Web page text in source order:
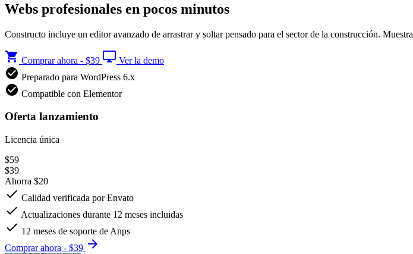
Webs profesionales en pocos minutos
Constructo incluye un editor avanzado de arrastrar y soltar pensado para el sector de la construcción.
shopping_cart Comprar ahora - $39 desktop_windows Ver la demo
check_circle Preparado para WordPress 6.x
check_circle Compatible con Elementor
Oferta lanzamiento
Licencia única
$59
$39
Ahorra $20
check Calidad verificada por Envato
check Actualizaciones durante 12 meses incluidas
check 12 meses de soporte de Anps
Comprar ahora - $39 arrow_forward